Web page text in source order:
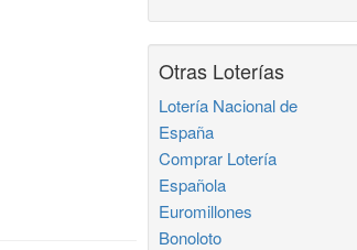
Otras Loterías
Lotería Nacional de
España
Comprar Lotería
Española
Euromillones
Bonoloto